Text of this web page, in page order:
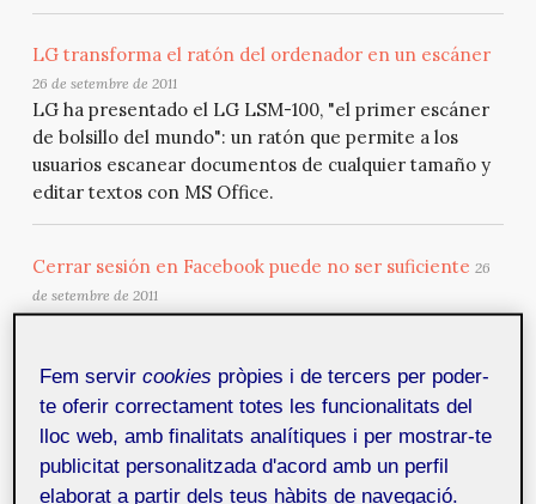
LG transforma el ratón del ordenador en un escáner
26 de setembre de 2011
LG ha presentado el LG LSM-100, "el primer escáner
de bolsillo del mundo": un ratón que permite a los
usuarios escanear documentos de cualquier tamaño y
editar textos con MS Office.
Cerrar sesión en Facebook puede no ser suficiente 26
de setembre de 2011
La red social Facebook retoma la polémica de la
nueva API, puesto que ambas combinadas podrían
permitir que las aplicaciones publiquen actualizaciones
de estado en el perfil del usuario incluso si éste no
tiene la sesión abierta.
Fem servircookies pròpies i de tercers per poder-
te oferir correctament totes les funcionalitats del
lloc web, amb finalitats analítiques i per mostrar-te
publicitat personalitzada d'acord amb un perfil
elaborat a partir dels teus hàbits de navegació.